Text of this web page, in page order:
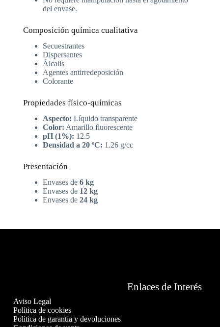
del envase.
Composición química cualitativa
Secuestrantes
Dispersantes
Álcalis
Agentes antirredeposición
Colorante
Propiedades físico-químicas
Aspecto: Líquido transparente
Color: Amarillo fluorescente
pH (1%): 12.5
Densidad a 20 ºC: 1.26 g/cc
Presentación
Envases de 6 kg
Envases de 12 kg
Envases de 24 kg
Enlaces de Interés
Aviso Legal
Política de cookies
Política de garantía y devoluciones